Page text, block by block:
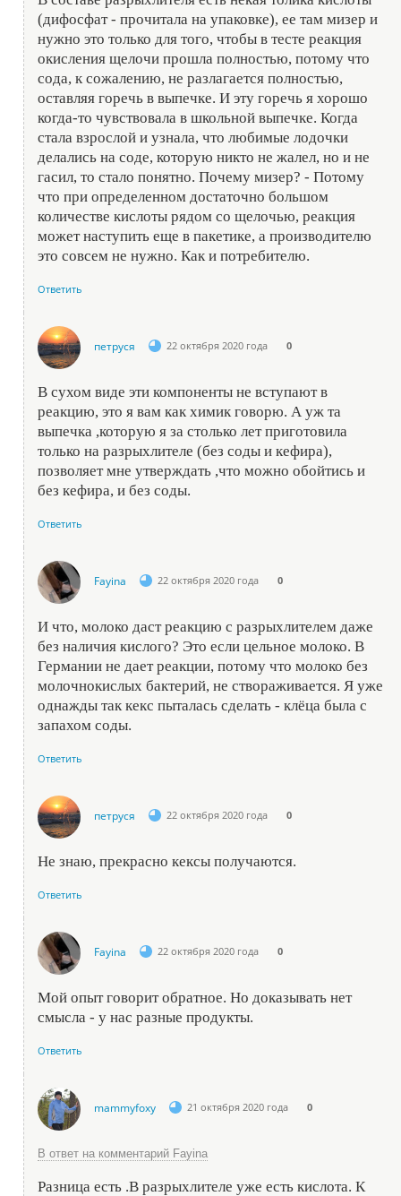
(дифосфат - прочитала на упаковке), ее там мизер и
нужно это только для того, чтобы в тесте реакция
окисления щелочи прошла полностью, потому что
сода, к сожалению, не разлагается полностью,
оставляя горечь в выпечке. И эту горечь я хорошо
когда-то чувствовала в школьной выпечке. Когда
стала взрослой и узнала, что любимые лодочки
делались на соде, которую никто не жалел, но и не
гасил, то стало понятно. Почему мизер? - Потому
что при определенном достаточно большом
количестве кислоты рядом со щелочью, реакция
может наступить еще в пакетике, а производителю
это совсем не нужно. Как и потребителю.
Ответить
петруся 22 октября 2020 года 0
В сухом виде эти компоненты не вступают в
реакцию, это я вам как химик говорю. А уж та
выпечка ,которую я за столько лет приготовила
только на разрыхлителе (без соды и кефира),
позволяет мне утверждать ,что можно обойтись и
без кефира, и без соды.
Ответить
Fayina 22 октября 2020 года 0
И что, молоко даст реакцию с разрыхлителем даже
без наличия кислого? Это если цельное молоко. В
Германии не дает реакции, потому что молоко без
молочнокислых бактерий, не створаживается. Я уже
однажды так кекс пыталась сделать - клёца была с
запахом соды.
Ответить
петруся 22 октября 2020 года 0
Не знаю, прекрасно кексы получаются.
Ответить
Fayina 22 октября 2020 года 0
Мой опыт говорит обратное. Но доказывать нет
смысла - у нас разные продукты.
Ответить
mammyfoxy 21 октября 2020 года 0
В ответ на комментарий Fayina
Разница есть .В разрыхлителе уже есть кислота. К